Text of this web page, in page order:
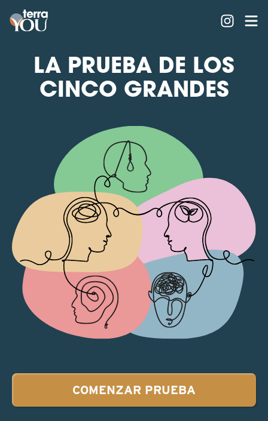
LA PRUEBA DE LOS
CINCO GRANDES
COMENZAR PRUEBA